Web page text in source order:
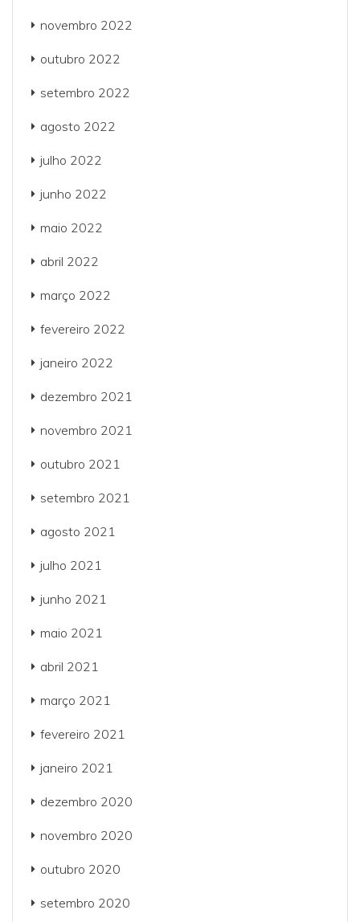
novembro 2022
outubro 2022
setembro 2022
agosto 2022
julho 2022
junho 2022
maio 2022
abril 2022
março 2022
fevereiro 2022
janeiro 2022
dezembro 2021
novembro 2021
outubro 2021
setembro 2021
agosto 2021
julho 2021
junho 2021
maio 2021
abril 2021
março 2021
fevereiro 2021
janeiro 2021
dezembro 2020
novembro 2020
outubro 2020
setembro 2020